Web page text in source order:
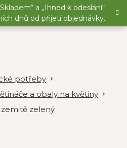
a „Ihned k odeslání“
dnů od přijetí objednávky.
potřeby
a obaly na květiny
zemitě zelený